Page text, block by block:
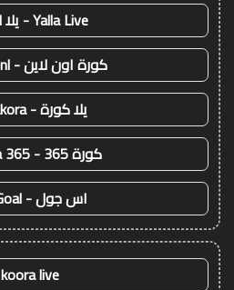
Yalla Live - يلا لايف
كورة اون لاين - koora onl
يلا كورة - yallakora
كورة 365 - kooora 365
اس جول - AS Goal
koora live